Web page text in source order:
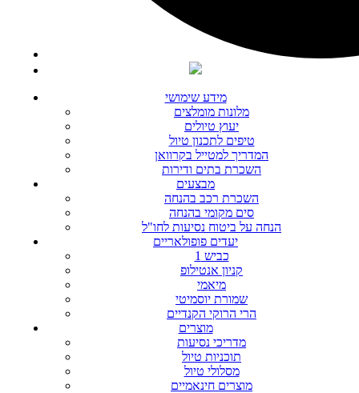
מידע שימושי
מלונות מומלצים
יעוץ טיולים
טיפים לתכנון טיול
המדריך למטייל בקרוואן
השכרת בתים ודירות
מבצעים
השכרת רכב בהנחה
סים מקומי בהנחה
הנחה על ביטוח נסיעות לחו"ל
יעדים פופולאריים
כביש 1
קניון אנטילופ
מיאמי
שמורת יוסמיטי
הרי הרוקי הקנדיים
מוצרים
מדריכי נסיעות
תוכניות טיול
מסלולי טיול
מוצרים חינאמיים